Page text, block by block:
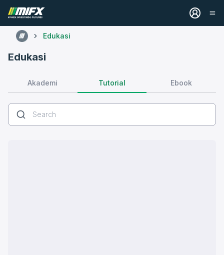
Edukasi
Edukasi
Akademi Tutorial Ebook